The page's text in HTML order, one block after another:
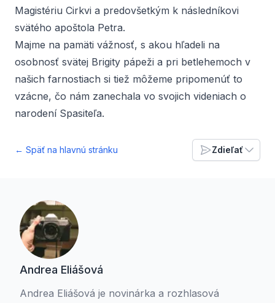
Magistériu Cirkvi a predovšetkým k následníkovi
svätého apoštola Petra.
Majme na pamäti vážnosť, s akou hľadeli na
osobnosť svätej Brigity pápeži a pri betlehemoch v
našich farnostiach si tiež môžeme pripomenúť to
vzácne, čo nám zanechala vo svojich videniach o
narodení Spasiteľa.
← Späť na hlavnú stránku Zdieľať
Andrea Eliášová
Andrea Eliášová je novinárka a rozhlasová